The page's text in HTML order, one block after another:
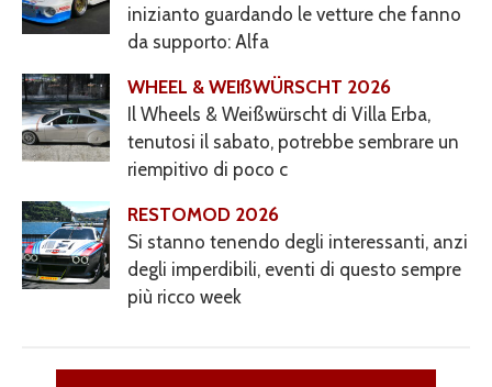
inizianto guardando le vetture che fanno
da supporto: Alfa
WHEEL & WEIßWÜRSCHT 2026
Il Wheels & Weißwürscht di Villa Erba,
tenutosi il sabato, potrebbe sembrare un
riempitivo di poco c
RESTOMOD 2026
Si stanno tenendo degli interessanti, anzi
degli imperdibili, eventi di questo sempre
più ricco week